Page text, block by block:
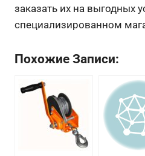
заказать их на выгодных
специализированном
Похожие Записи: